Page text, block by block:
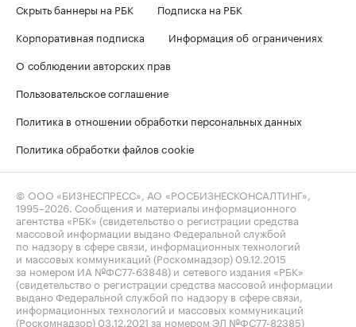
Скрыть баннеры на РБК
Подписка на РБК
Корпоративная подписка
Информация об ограничениях
О соблюдении авторских прав
Пользовательское соглашение
Политика в отношении обработки персональных данных
Политика обработки файлов cookie
© ООО «БИЗНЕСПРЕСС», АО «РОСБИЗНЕСКОНСАЛТИНГ»,
1995–2026. Сообщения и материалы информационного
агентства «РБК» (свидетельство о регистрации средства
массовой информации выдано Федеральной службой
по надзору в сфере связи, информационных технологий
и массовых коммуникаций (Роскомнадзор) 09.12.2015
за номером ИА №ФС77-63848) и сетевого издания «РБК»
(свидетельство о регистрации средства массовой информации
выдано Федеральной службой по надзору в сфере связи,
информационных технологий и массовых коммуникаций
(Роскомнадзор) 03.12.2021 за номером ЭЛ №ФС77-82385)